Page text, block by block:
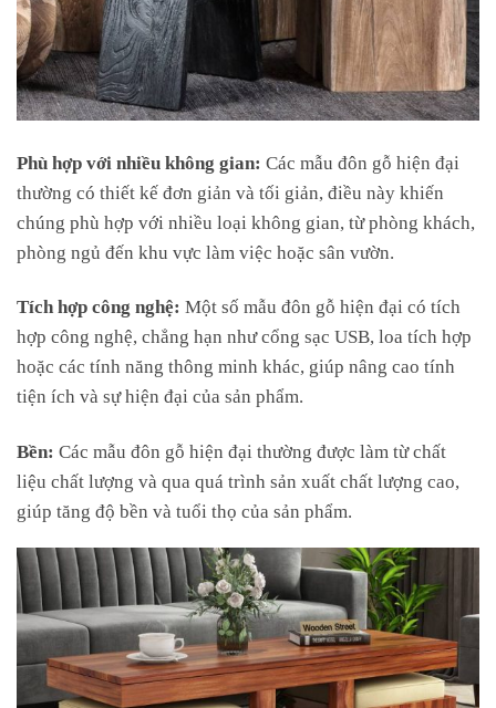
Phù hợp với nhiều không gian: Các mẫu đôn gỗ hiện đại
thường có thiết kế đơn giản và tối giản, điều này khiến
chúng phù hợp với nhiều loại không gian, từ phòng khách,
phòng ngủ đến khu vực làm việc hoặc sân vườn.
Tích hợp công nghệ: Một số mẫu đôn gỗ hiện đại có tích
hợp công nghệ, chẳng hạn như cổng sạc USB, loa tích hợp
hoặc các tính năng thông minh khác, giúp nâng cao tính
tiện ích và sự hiện đại của sản phẩm.
Bền: Các mẫu đôn gỗ hiện đại thường được làm từ chất
liệu chất lượng và qua quá trình sản xuất chất lượng cao,
giúp tăng độ bền và tuổi thọ của sản phẩm.